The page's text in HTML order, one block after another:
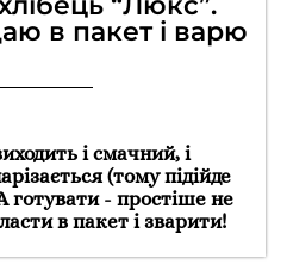
в пакет і варю
і смачний, і
(тому підійде
готувати - простіше не
в пакет і зварити!